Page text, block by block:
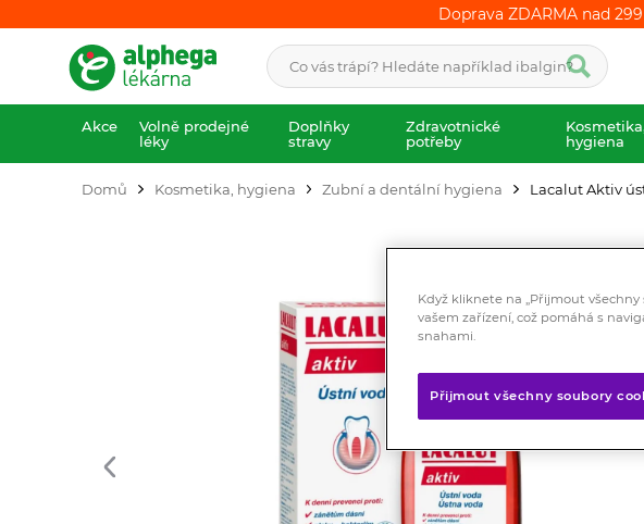
Doprava ZDARMA nad
Doprava ZDARMA nad
Akce
Volně prodejné
léky
Doplňky
stravy
Zdravotnické
potřeby
hygiena
Domů Kosmetika, hygiena Zubní a dentální hygiena Lacalut Aktiv
Když kliknete na „Přijmout
vašem zařízení, což pomáhá s
snahami.
Přijmout všechny soubory